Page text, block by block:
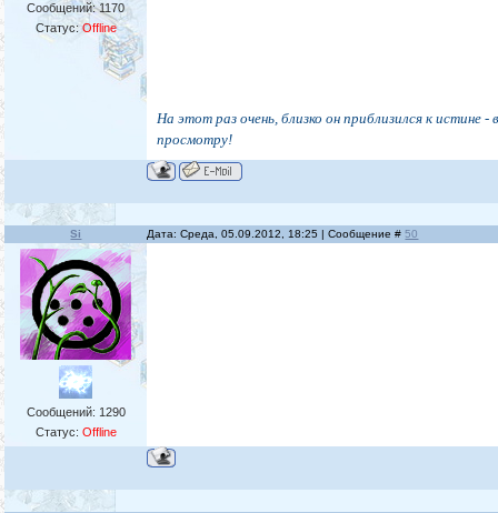
Сообщений:1170
Статус:Offline
На этот раз очень, близко он приблизился к истине -
просмотру!
Si Дата: Среда, 05.09.2012, 18:25 | Сообщение #50
Сообщений: 1290
Статус: Offline